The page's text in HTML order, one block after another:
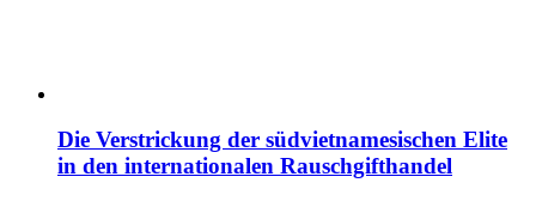
Die Verstrickung der südvietnamesischen Elite
in den internationalen Rauschgifthandel